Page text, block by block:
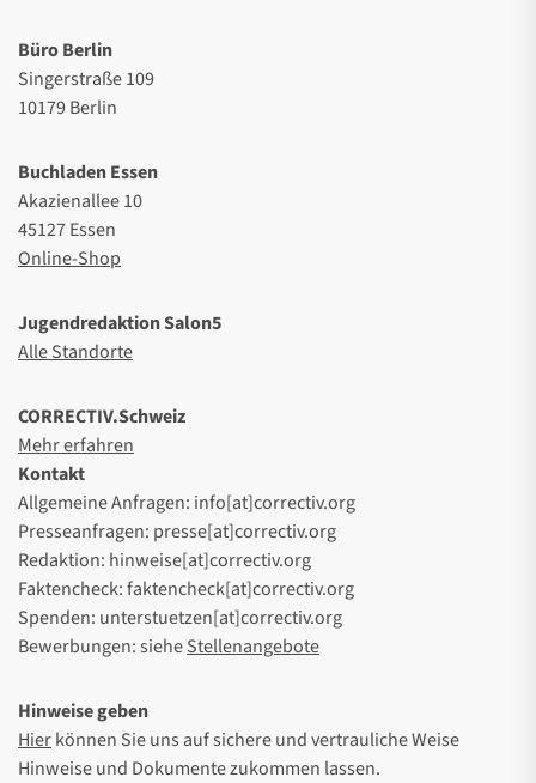
Büro Berlin
Singerstraße 109
10179 Berlin
Buchladen Essen
Akazienallee 10
45127 Essen
Online-Shop
Jugendredaktion Salon5
Alle Standorte
CORRECTIV.Schweiz
Mehr erfahren
Kontakt
Allgemeine Anfragen: info[at]correctiv.org
Presseanfragen: presse[at]correctiv.org
Redaktion: hinweise[at]correctiv.org
Faktencheck: faktencheck[at]correctiv.org
Spenden: unterstuetzen[at]correctiv.org
Bewerbungen: sieheStellenangebote
Hinweise geben
Hierkönnen Sie uns auf sichere und vertrauliche Weise
Hinweise und Dokumente zukommen lassen.